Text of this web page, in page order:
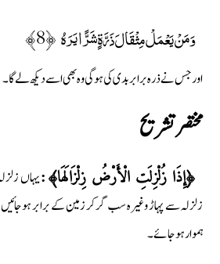
وَمَنْ يَعْمَلْ مِثْقَالَ ذَرَّةٍ شَرًّا يَرَهُ ﴿8﴾
اور جس نے ذرہ برابر بدی کی ہوگی وہ بھی اسے دیکھ لے گا۔
مختصر تشريح
﴿إِذَا زُلْزِلَتِ الْأَرْضُ زِلْزَالَهَا﴾:یہاں
زلزلہ سے پہاڑ وغیرہ سب گر کر زمین کے برابر
ہموار ہوجائے۔